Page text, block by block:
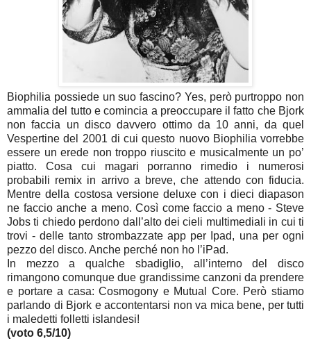
Biophilia possiede un suo fascino? Yes, però purtroppo non
ammalia del tutto e comincia a preoccupare il fatto che Bjork
non faccia un disco davvero ottimo da 10 anni, da quel
Vespertine del 2001 di cui questo nuovo Biophilia vorrebbe
essere un erede non troppo riuscito e musicalmente un po’
piatto. Cosa cui magari porranno rimedio i numerosi
probabili remix in arrivo a breve, che attendo con fiducia.
Mentre della costosa versione deluxe con i dieci diapason
ne faccio anche a meno. Così come faccio a meno - Steve
Jobs ti chiedo perdono dall’alto dei cieli multimediali in cui ti
trovi - delle tanto strombazzate app per Ipad, una per ogni
pezzo del disco. Anche perché non ho l’iPad.
In mezzo a qualche sbadiglio, all’interno del disco
rimangono comunque due grandissime canzoni da prendere
e portare a casa: Cosmogony e Mutual Core. Però stiamo
parlando di Bjork e accontentarsi non va mica bene, per tutti
i maledetti folletti islandesi!
(voto 6,5/10)